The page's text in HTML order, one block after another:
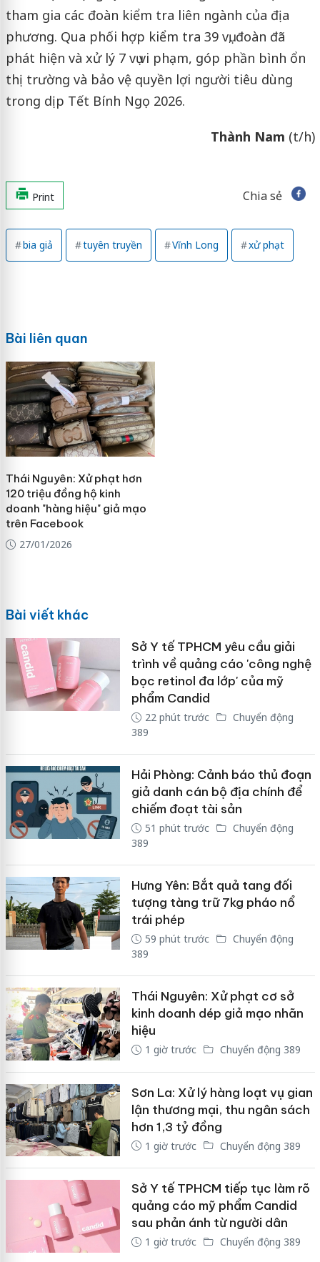
tham gia các đoàn kiểm tra liên ngành của địa
phương. Qua phối hợp kiểm tra 39 vụ, đoàn đã
phát hiện và xử lý 7 vụ vi phạm, góp phần bình ổn
thị trường và bảo vệ quyền lợi người tiêu dùng
trong dịp Tết Bính Ngọ 2026.
Thành Nam (t/h)
Print Chia sẻ
bia giả tuyên truyền Vĩnh Long xử phạt
Bài liên quan
Thái Nguyên: Xử phạt hơn
120 triệu đồng hộ kinh
doanh "hàng hiệu" giả mạo
trên Facebook
27/01/2026
Bài viết khác
Sở Y tế TPHCM yêu cầu giải
trình về quảng cáo 'công nghệ
bọc retinol đa lớp' của mỹ
phẩm Candid
22 phút trước
Chuyển động
389
Hải Phòng: Cảnh báo thủ đoạn
giả danh cán bộ địa chính để
chiếm đoạt tài sản
51 phút trước
Chuyển động
389
Hưng Yên: Bắt quả tang đối
tượng tàng trữ 7kg pháo nổ
trái phép
59 phút trước
Chuyển động
389
Thái Nguyên: Xử phạt cơ sở
kinh doanh dép giả mạo nhãn
hiệu
1 giờ trước Chuyển động 389
Sơn La: Xử lý hàng loạt vụ gian
lận thương mại, thu ngân sách
hơn 1,3 tỷ đồng
1 giờ trước Chuyển động 389
Sở Y tế TPHCM tiếp tục làm rõ
quảng cáo mỹ phẩm Candid
sau phản ánh từ người dân
1 giờ trước Chuyển động 389